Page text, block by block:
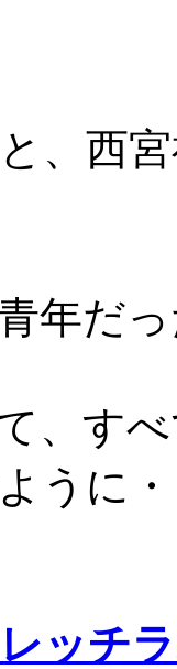
、西
年だ
、す
うに
レッチ